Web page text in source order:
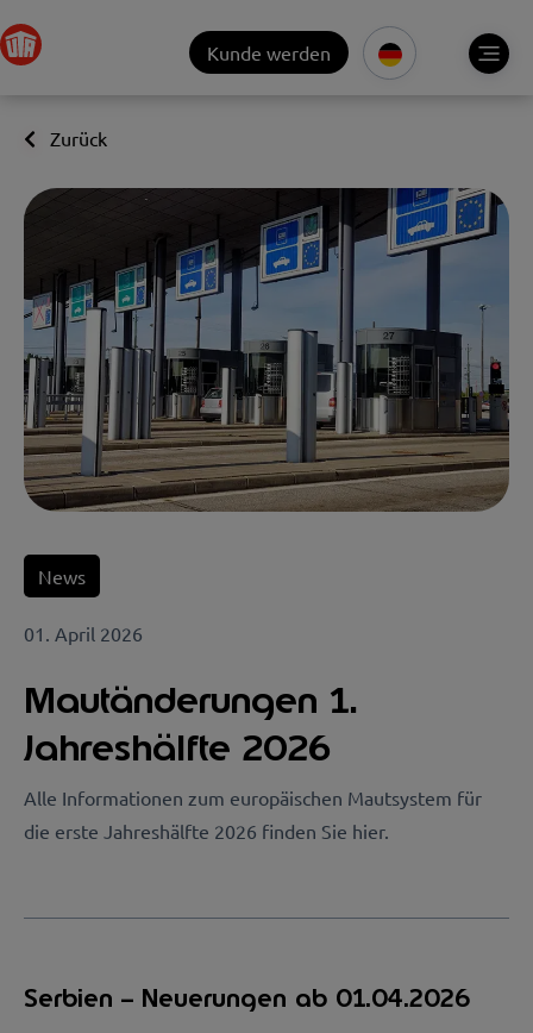
Kunde werden
Zurück
News
01. April 2026
Mautänderungen 1.
Jahreshälfte 2026
Alle Informationen zum europäischen Mautsystem für
die erste Jahreshälfte 2026 finden Sie hier.
Serbien – Neuerungen ab 01.04.2026